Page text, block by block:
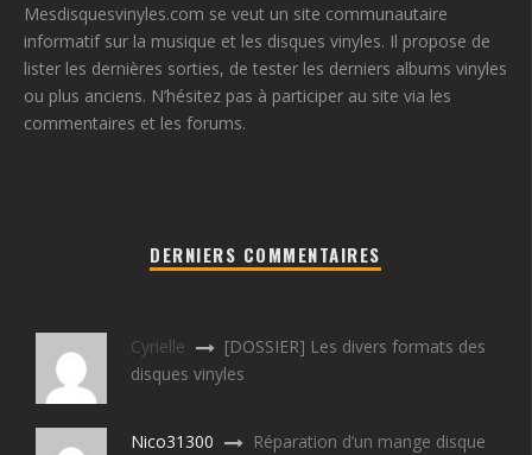
Mesdisquesvinyles.com se veut un site communautaire
informatif sur la musique et les disques vinyles. Il propose de
lister les dernières sorties, de tester les derniers albums vinyles
ou plus anciens. N’hésitez pas à participer au site via les
commentaires et les forums.
DERNIERS COMMENTAIRES
Cyrielle
[DOSSIER] Les divers formats des
disques vinyles
Nico31300
Réparation d’un mange disque